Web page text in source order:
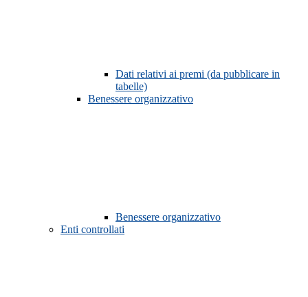
Dati relativi ai premi (da pubblicare in
tabelle)
Benessere organizzativo
Benessere organizzativo
Enti controllati